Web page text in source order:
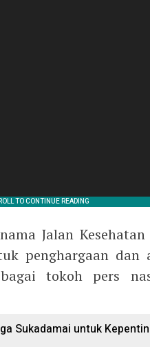
Jalan
penghargaan dan
tokoh pers
Sukadamai untuk